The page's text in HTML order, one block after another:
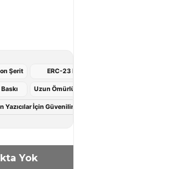
Şerit ERC-23 Model
Uzun Ömürlü Kullanım
Yazıcılar İçin Güvenilir Şerit Kartuş
Yok